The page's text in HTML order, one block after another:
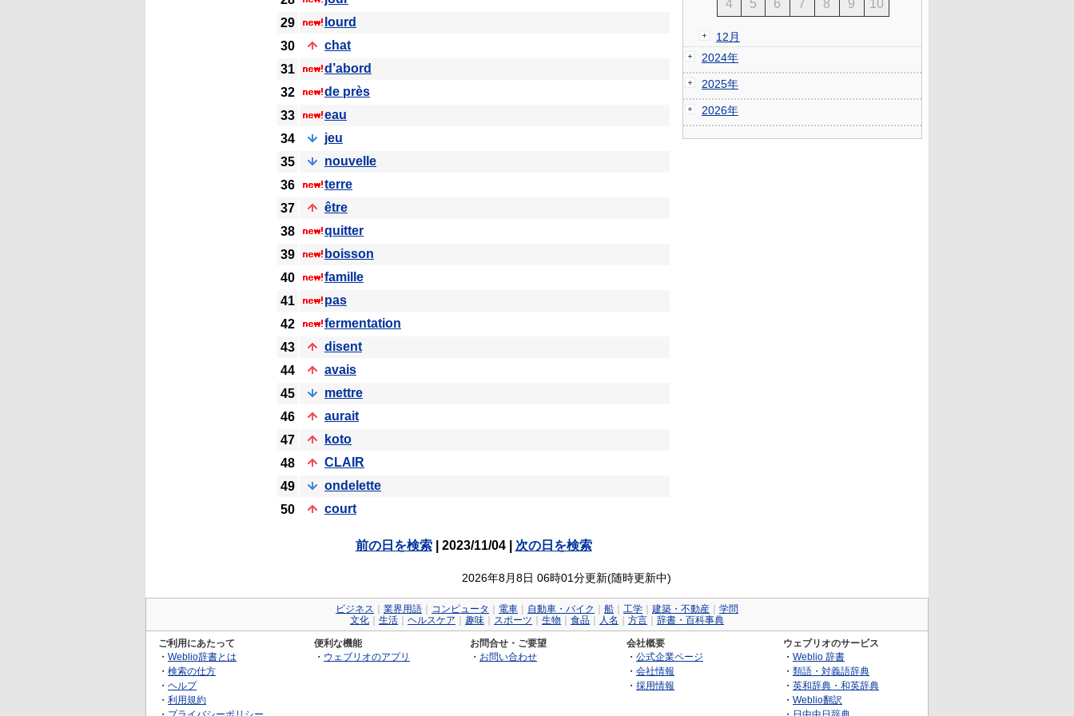
29
lourd
30
chat
31
d’abord
32
de près
33
eau
34
jeu
35
nouvelle
36
terre
37
être
38
quitter
39
boisson
40
famille
41
pas
42
fermentation
43
disent
44
avais
45
mettre
46
aurait
47
koto
48
CLAIR
49
ondelette
50
court
前の日を検索| 2023/11/04 | 次の日を検索
2026年8月8日 06時01分更新(随時更新中)
4
5 6 7 8 9 10
12月
2024年
2025年
2026年
ビジネス 業界用語 コンピュータ 電車 自動車・バイク 船 工学 建築・不動産
学問
文化
生活 ヘルスケア 趣味 スポーツ 生物 食品 人名 方言 辞書・百科事典
ご利用にあたって
・ Weblio辞書とは
・ 検索の仕方
・ ヘルプ
・ 利用規約
便利な機能
・ ウェブリオのアプリ
お問合せ・ご要望
・ お問い合わせ
会社概要
・ 公式企業ページ
・ 会社情報
・ 採用情報
ウェブリオのサービス
・ Weblio 辞書
・ 類語・対義語辞典
・ 英和辞典・和英辞典
・ Weblio翻訳